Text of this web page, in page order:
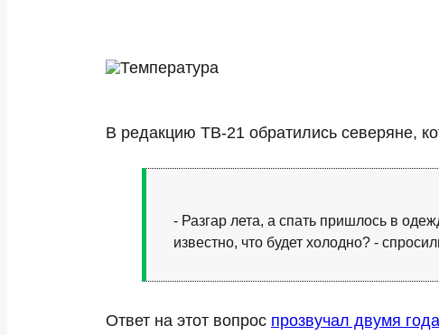
В редакцию ТВ-21 обратились северяне,
- Разгар лета, а спать пришлось в
известно, что будет холодно? -
Ответ на этот вопрос прозвучал двумя